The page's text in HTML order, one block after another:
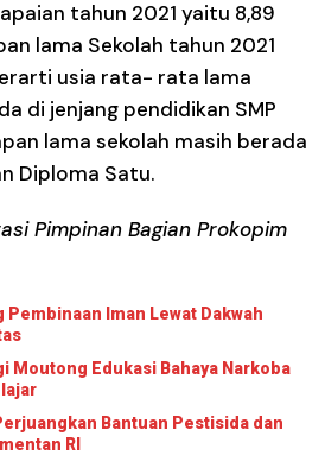
tahun 2021 yaitu 8,89
lama Sekolah tahun 2021
usia rata- rata lama
di jenjang pendidikan SMP
lama sekolah masih berada
Diploma Satu.
Pimpinan Bagian Prokopim
Iman Lewat Dakwah
Moutong Edukasi Bahaya Narkoba
Bantuan Pestisida dan
RI